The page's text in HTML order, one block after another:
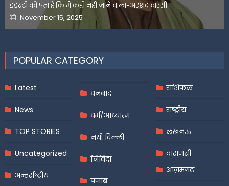
इंडस्ट्री को पता है कि मैं कहीं नहीं जाने वाला-अरशद वारसी
Posted
on
November 15, 2025
POPULAR CATEGORY
Latest
News
TOP STORIES
Uncategorized
अन्तर्राष्ट्रीय
धनबाद
धर्म/आध्यात्म
नयी दिल्ली
निविदा
पंजाब
राशिफल
राष्ट्रीय
लखनऊ
वाराणसी
आज़मगढ़